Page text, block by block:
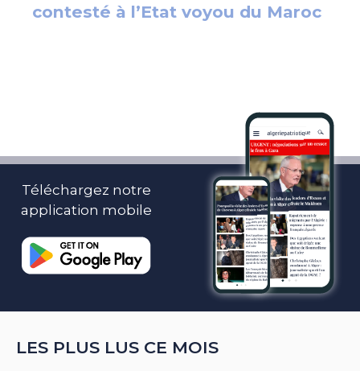
Téléchargez notre
application mobile
LES PLUS LUS CE MOIS